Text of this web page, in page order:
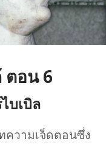
ตอน 6
บเบิล
วาม​เจ็ด​ตอน​ซึ่ง​